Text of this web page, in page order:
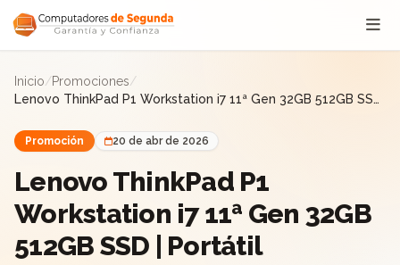
Saltar al contenido
Inicio/Promociones/
Lenovo ThinkPad P1 Workstation i7 11ª Gen 32GB 512GB SSD
Promoción 20 de abr de 2026
Lenovo ThinkPad P1
Workstation i7 11ª Gen 32GB
512GB SSD | Portátil